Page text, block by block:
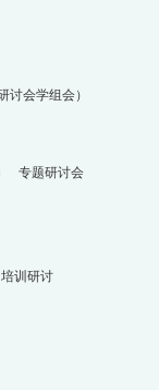
讨会学组会）
专题研讨会
培训研讨